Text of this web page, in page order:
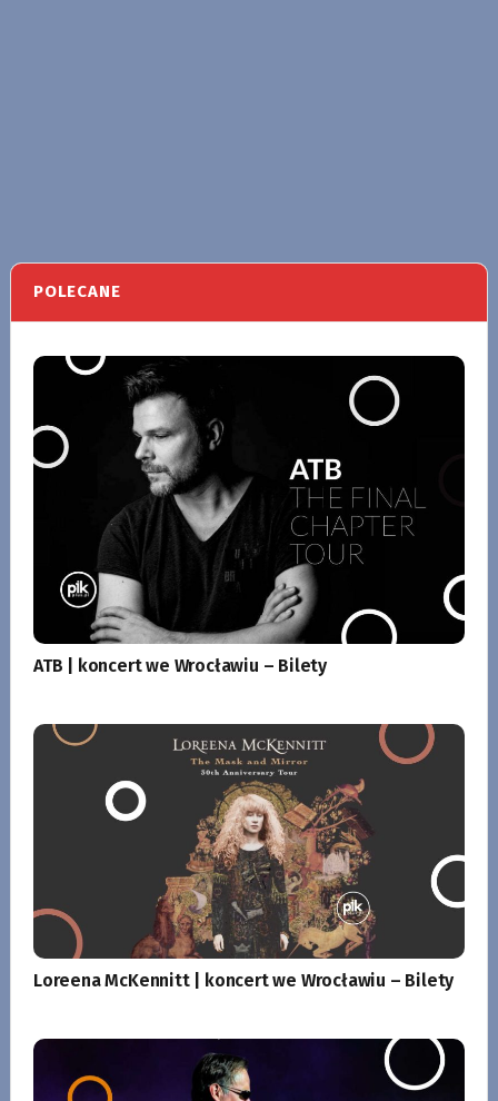
POLECANE
ATB | koncert we Wrocławiu – Bilety
Loreena McKennitt | koncert we Wrocławiu – Bilety